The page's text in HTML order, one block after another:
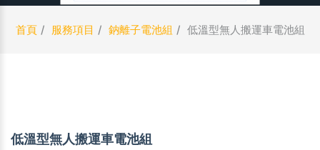
首頁 服務項目 鈉離子電池組 低溫型無人搬運車電池組
低溫型無人搬運車電池組